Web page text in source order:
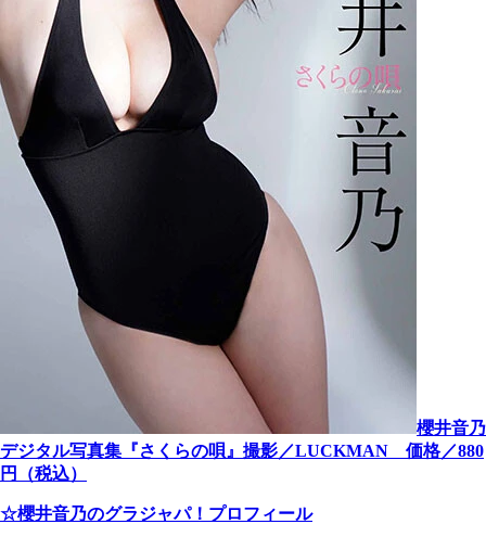
櫻井音乃
デジタル写真集『さくらの唄』撮影／LUCKMAN 価格／880
円（税込）
☆櫻井音乃のグラジャパ！プロフィール